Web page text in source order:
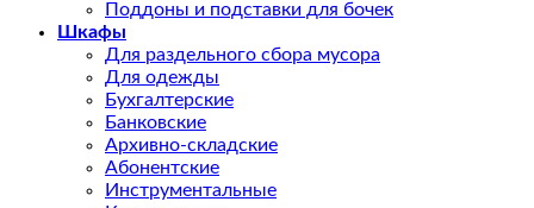
Поддоны и подставки для бочек
Шкафы
Для раздельного сбора мусора
Для одежды
Бухгалтерские
Банковские
Архивно-складские
Абонентские
Инструментальные